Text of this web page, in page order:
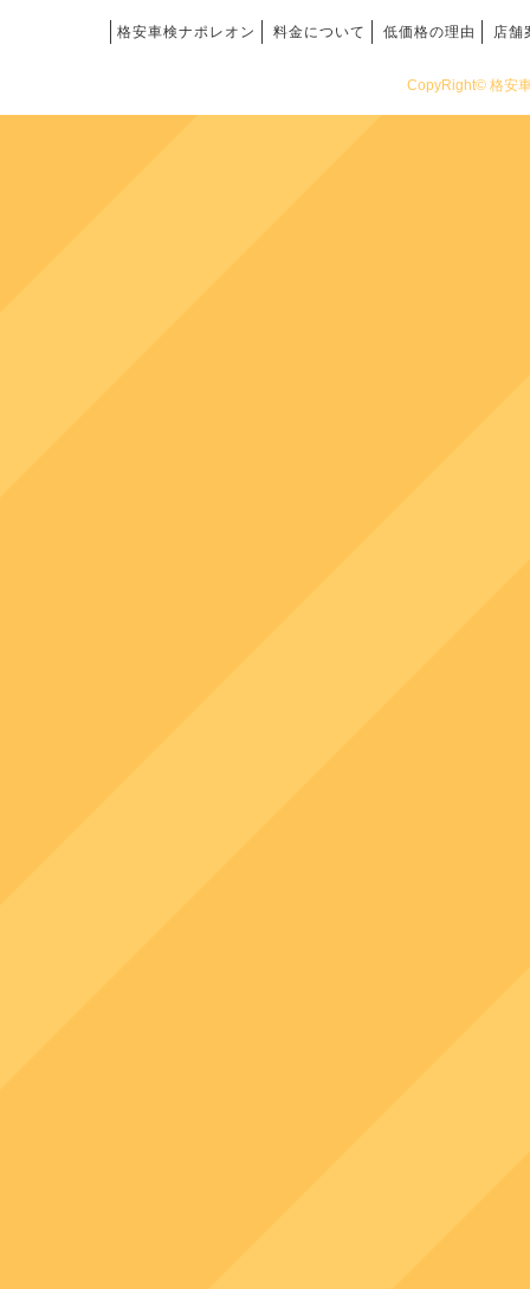
格安車検ナポレオン 料金について 低価格の理由 店舗
CopyRight© 格安